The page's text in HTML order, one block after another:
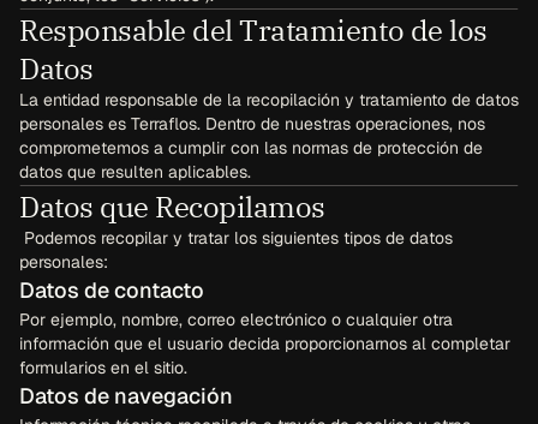
Responsable del Tratamiento de los
Datos
La entidad responsable de la recopilación y tratamiento de datos
personales es Terraflos. Dentro de nuestras operaciones, nos
comprometemos a cumplir con las normas de protección de
datos que resulten aplicables.
Datos que Recopilamos
personales:
Datos de contacto
Por ejemplo, nombre, correo electrónico o cualquier otra
información que el usuario decida proporcionarnos al completar
formularios en el sitio.
Datos de navegación